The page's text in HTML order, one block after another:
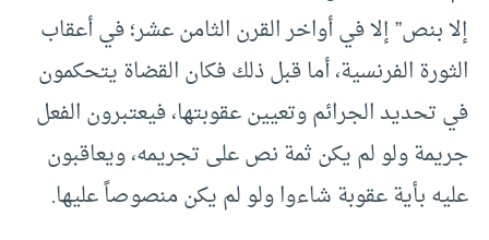
إلا بنص” إلا في أواخر القرن الثامن عشر؛ في أعقاب
الثورة الفرنسية، أما قبل ذلك فكان القضاة يتحكمون
في تحديد الجرائم وتعيين عقوبتها، فيعتبرون الفعل
جريمة ولو لم يكن ثمة نص على تجريمه، ويعاقبون
عليه بأية عقوبة شاءوا ولو لم يكن منصوصاً عليها.